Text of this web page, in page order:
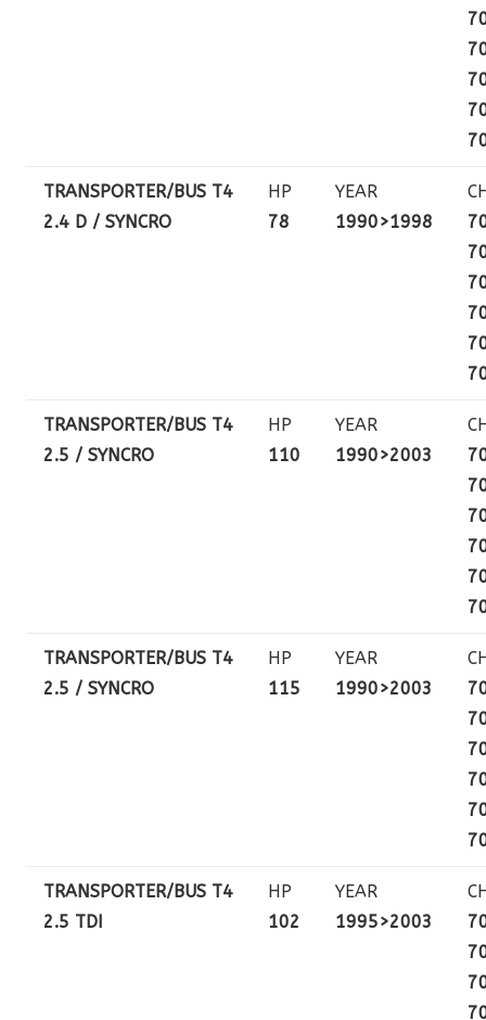
TRANSPORTER/BUS T4
2.4 D / SYNCRO
HP
78
YEAR
1990>1998
TRANSPORTER/BUS T4
2.5 / SYNCRO
HP
110
YEAR
1990>2003
TRANSPORTER/BUS T4
2.5 / SYNCRO
HP
115
YEAR
1990>2003
TRANSPORTER/BUS T4
2.5 TDI
HP
102
YEAR
1995>2003